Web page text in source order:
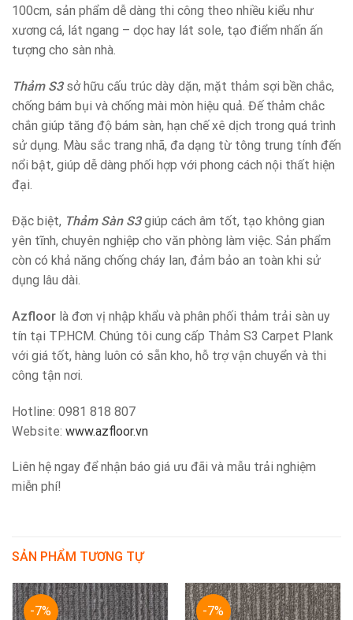
100cm, sản phẩm dễ dàng thi công theo nhiều kiểu như
xương cá, lát ngang – dọc hay lát sole, tạo điểm nhấn ấn
tượng cho sàn nhà.
Thảm S3sở hữu cấu trúc dày dặn, mặt thảm sợi bền chắc,
chống bám bụi và chống mài mòn hiệu quả. Đế thảm chắc
chắn giúp tăng độ bám sàn, hạn chế xê dịch trong quá trình
sử dụng. Màu sắc trang nhã, đa dạng từ tông trung tính đến
nổi bật, giúp dễ dàng phối hợp với phong cách nội thất hiện
đại.
Đặc biệt, Thảm Sàn S3giúp cách âm tốt, tạo không gian
yên tĩnh, chuyên nghiệp cho văn phòng làm việc. Sản phẩm
còn có khả năng chống cháy lan, đảm bảo an toàn khi sử
dụng lâu dài.
Azfloor là đơn vị nhập khẩu và phân phối thảm trải sàn uy
tín tại TP.HCM. Chúng tôi cung cấp Thảm S3 Carpet Plank
với giá tốt, hàng luôn có sẵn kho, hỗ trợ vận chuyển và thi
công tận nơi.
Hotline: 0981 818 807
Website: www.azfloor.vn
Liên hệ ngay để nhận báo giá ưu đãi và mẫu trải nghiệm
miễn phí!
SẢN PHẨM TƯƠNG TỰ
-7% -7%